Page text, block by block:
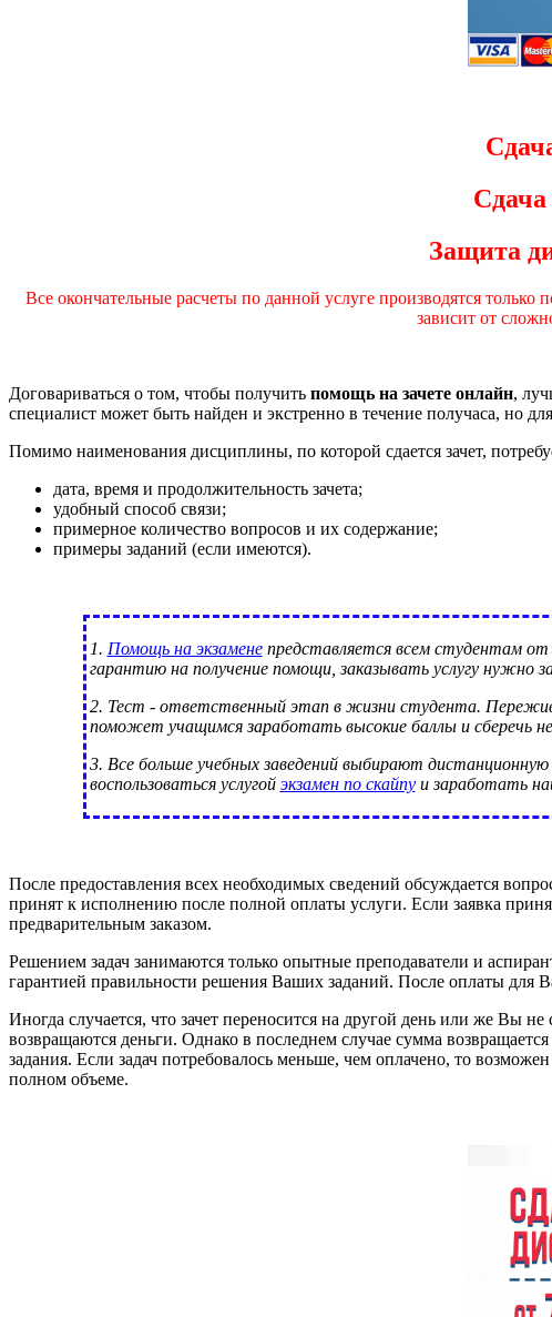
Сдача
Защита
Все окончательные расчеты по данной услуге производятся
зависит от
Договариваться о том, чтобы получить помощь на зачете онлайн,
специалист может быть найден и экстренно в течение получаса, но
Помимо наименования дисциплины, по которой сдается зачет,
дата, время и продолжительность зачета;
удобный способ связи;
примерное количество вопросов и их содержание;
примеры заданий (если имеются).
1. Помощь на экзаменепредставляется всем студентам от
гарантию на получение помощи, заказывать услугу нужно
2. Тест - ответственный этап в жизни студента.
поможет учащимся заработать высокие баллы и сберечь
3. Все больше учебных заведений выбирают
воспользоваться услугой экзамен по скайпуи заработать
После предоставления всех необходимых сведений обсуждается
принят к исполнению после полной оплаты услуги. Если заявка
предварительным заказом.
Решением задач занимаются только опытные преподаватели и
гарантией правильности решения Ваших заданий. После оплаты для
Иногда случается, что зачет переносится на другой день или же Вы
возвращаются деньги. Однако в последнем случае сумма
задания. Если задач потребовалось меньше, чем оплачено, то
полном объеме.